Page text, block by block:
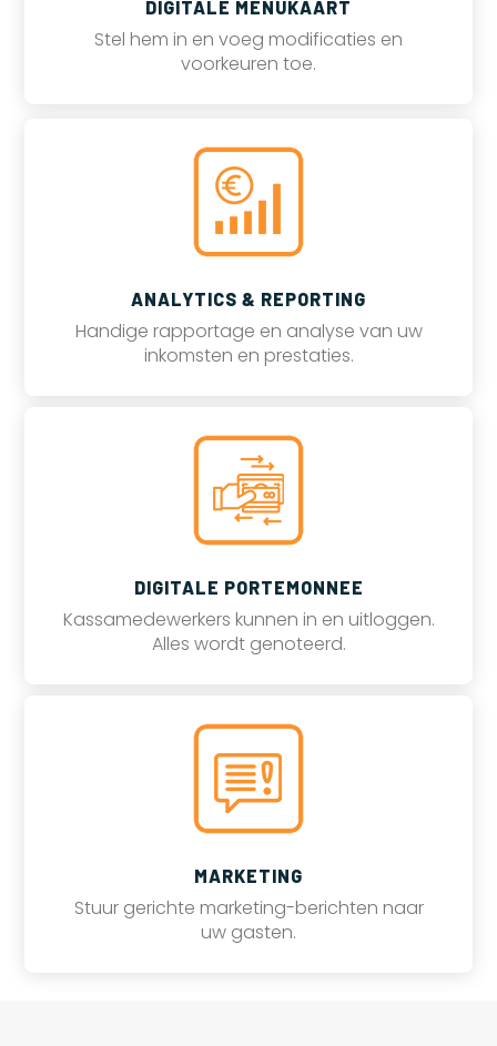
DIGITALE MENUKAART
Stel hem in en voeg modificaties en
voorkeuren toe.
ANALYTICS & REPORTING
Handige rapportage en analyse van uw
inkomsten en prestaties.
DIGITALE PORTEMONNEE
Kassamedewerkers kunnen in en uitloggen.
Alles wordt genoteerd.
MARKETING
Stuur gerichte marketing-berichten naar
uw gasten.